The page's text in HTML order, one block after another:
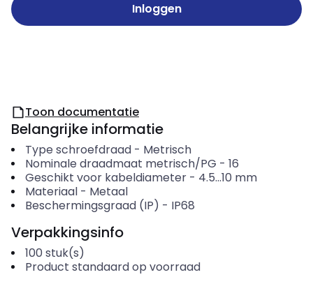
Inloggen
Toon documentatie
Belangrijke informatie
Type schroefdraad- Metrisch
Nominale draadmaat metrisch/PG - 16
Geschikt voor kabeldiameter- 4.5...10 mm
Materiaal- Metaal
Beschermingsgraad (IP) - IP68
Verpakkingsinfo
100 stuk(s)
Product standaard op voorraad